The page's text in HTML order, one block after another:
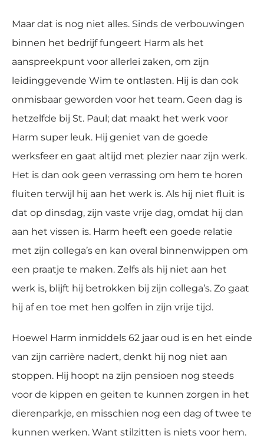
Maar dat is nog niet alles. Sinds de verbouwingen
binnen het bedrijf fungeert Harm als het
aanspreekpunt voor allerlei zaken, om zijn
leidinggevende Wim te ontlasten. Hij is dan ook
onmisbaar geworden voor het team. Geen dag is
hetzelfde bij St. Paul; dat maakt het werk voor
Harm super leuk. Hij geniet van de goede
werksfeer en gaat altijd met plezier naar zijn werk.
Het is dan ook geen verrassing om hem te horen
fluiten terwijl hij aan het werk is. Als hij niet fluit is
dat op dinsdag, zijn vaste vrije dag, omdat hij dan
aan het vissen is. Harm heeft een goede relatie
met zijn collega’s en kan overal binnenwippen om
een praatje te maken. Zelfs als hij niet aan het
werk is, blijft hij betrokken bij zijn collega’s. Zo gaat
hij af en toe met hen golfen in zijn vrije tijd.
Hoewel Harm inmiddels 62 jaar oud is en het einde
van zijn carrière nadert, denkt hij nog niet aan
stoppen. Hij hoopt na zijn pensioen nog steeds
voor de kippen en geiten te kunnen zorgen in het
dierenparkje, en misschien nog een dag of twee te
kunnen werken. Want stilzitten is niets voor hem.